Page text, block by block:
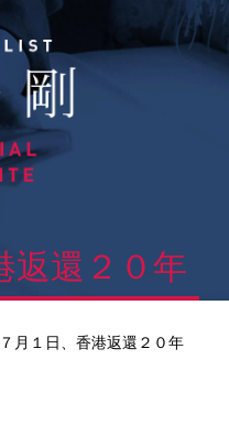
返還２０年
７月１日、香港返還２０年